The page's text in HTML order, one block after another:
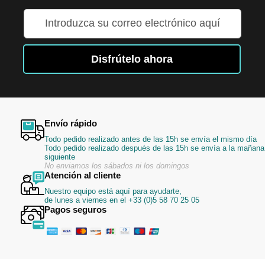
nuestro
de
Disfrútelo ahora
Envío rápido
Todo pedido realizado antes de las 15h se envía el mismo día
Todo pedido realizado después de las 15h se envía a la mañana
siguiente
No enviamos los sábados ni los domingos
Atención al cliente
Nuestro equipo está aquí para ayudarte,
de lunes a viernes en el +33 (0)5 58 70 25 05
Pagos seguros